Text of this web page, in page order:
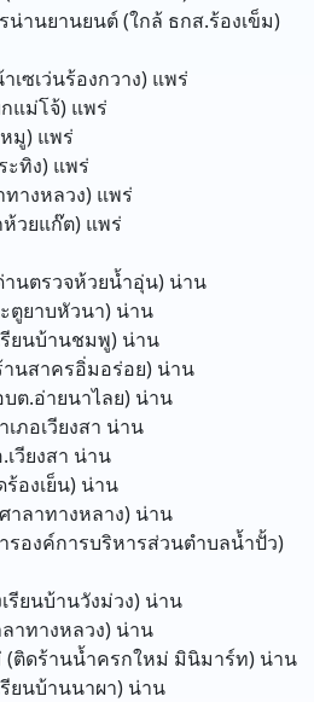
น่านยานยนต์ (ใกล้ ธกส.ร้องเข็ม)
เซเว่นร้องกวาง) แพร่
แม่โจ้) แพร่
มู) แพร่
ะทิง) แพร่
างหลวง) แพร่
ห้วยแก๊ต) แพร่
านตรวจห้วยน้ำอุ่น) น่าน
ตูยาบหัวนา) น่าน
รียนบ้านชมพู) น่าน
านสาครอิ่มอร่อย) น่าน
ต.อ่ายนาไลย) น่าน
ภอเวียงสา น่าน
วียงสา น่าน
องเย็น) น่าน
าลาทางหลาง) น่าน
รองค์การบริหารส่วนตำบลน้ำปั้ว)
รียนบ้านวังม่วง) น่าน
าทางหลวง) น่าน
ติดร้านน้ำครกใหม่ มินิมาร์ท) น่าน
ยนบ้านนาผา) น่าน